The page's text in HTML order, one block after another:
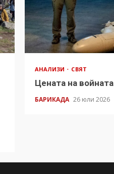
АНАЛИЗИ СВЯТ
Цената на войната
БАРИКАДА 26 юли 2026